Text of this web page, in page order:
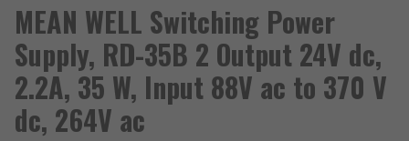
MEAN WELL Switching Power
Supply, RD-35B 2 Output 24V dc,
2.2A, 35 W, Input 88V ac to 370 V
dc, 264V ac